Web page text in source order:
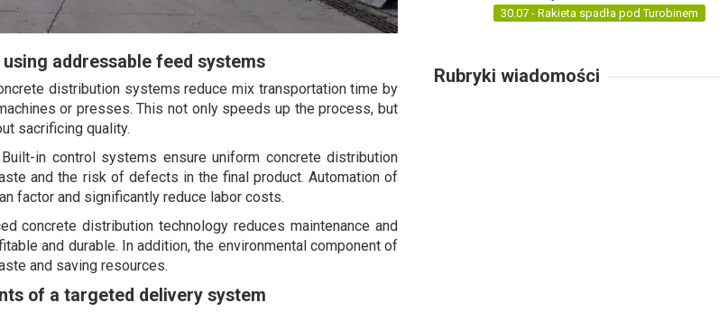
addressable feed systems
distribution systems reduce mix transportation time by
or presses. This not only speeds up the process, but
sacrificing quality.
Built-in control systems ensure uniform concrete distribution
and the risk of defects in the final product. Automation of
factor and significantly reduce labor costs.
concrete distribution technology reduces maintenance and
and durable. In addition, the environmental component of
and saving resources.
of a targeted delivery system
30.07 - Rakieta spadła pod Turobinem
Rubryki wiadomości